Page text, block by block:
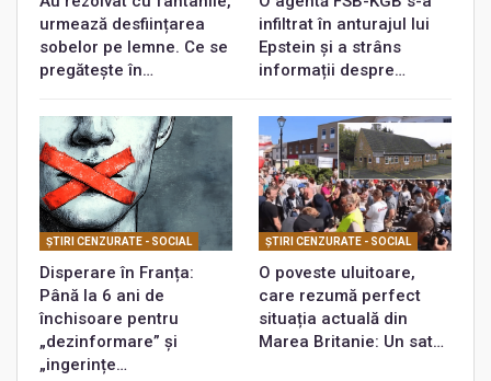
urmează desființarea
sobelor pe lemne. Ce se
pregătește în…
infiltrat în anturajul lui
Epstein și a strâns
informații despre…
ŞTIRI CENZURATE - SOCIAL
Disperare în Franța:
Până la 6 ani de
închisoare pentru
„dezinformare” și
„ingerințe…
ŞTIRI CENZURATE - SOCIAL
O poveste uluitoare,
care rezumă perfect
situația actuală din
Marea Britanie: Un sat…